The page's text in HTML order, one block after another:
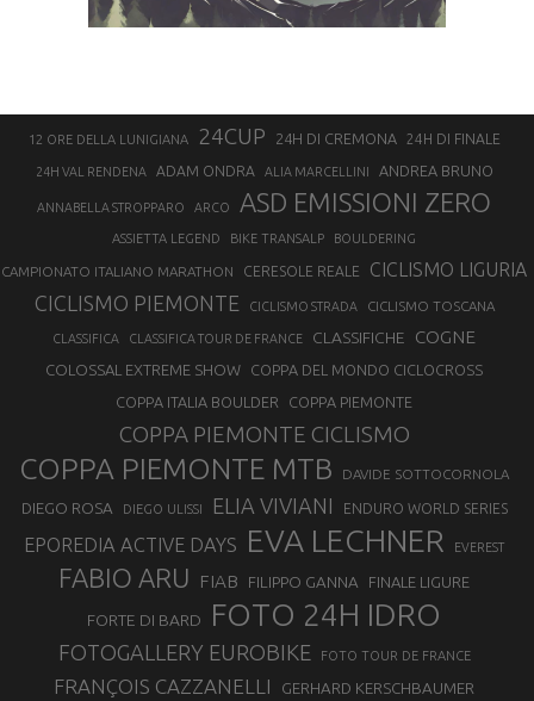
12 ORE DELLA LUNIGIANA 24CUP 24H DI CREMONA 24H DI FINALE
24H VAL RENDENA ADAM ONDRA ALIA MARCELLINI ANDREA BRUNO
ANNABELLA STROPPARO ARCO ASD EMISSIONI ZERO
ASSIETTA LEGEND BIKE TRANSALP BOULDERING
CAMPIONATO ITALIANO MARATHON CERESOLE REALE CICLISMO LIGURIA
CICLISMO PIEMONTE CICLISMO STRADA CICLISMO TOSCANA
CLASSIFICA CLASSIFICA TOUR DE FRANCE CLASSIFICHE COGNE
COLOSSAL EXTREME SHOW
COPPA DEL MONDO CICLOCROSS
COPPA ITALIA BOULDER
COPPA PIEMONTE
COPPA PIEMONTE CICLISMO
COPPA PIEMONTE MTB DAVIDE SOTTOCORNOLA
DIEGO ROSA DIEGO ULISSI ELIA VIVIANI ENDURO WORLD SERIES
EPOREDIA ACTIVE DAYS EVA LECHNER EVEREST
FABIO ARU FIAB FILIPPO GANNA FINALE LIGURE
FORTE DI BARD FOTO 24H IDRO
FOTOGALLERY EUROBIKE FOTO TOUR DE FRANCE
FRANÇOIS CAZZANELLI GERHARD KERSCHBAUMER